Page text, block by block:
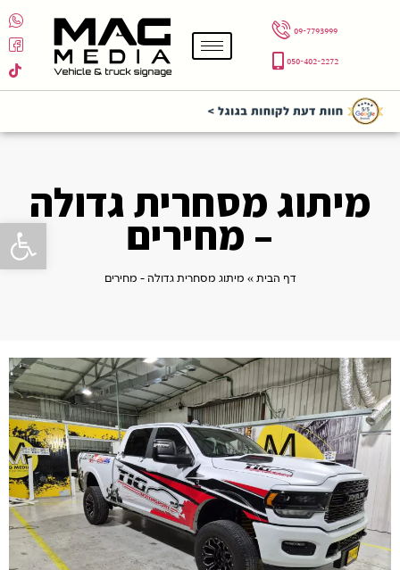
פתח
09-7793999
050-402-2272
מיתוג מסחרית גדולה
– מחירים
דף הבית » מיתוג מסחרית גדולה – מחירים